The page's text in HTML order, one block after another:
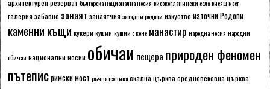
архитектурен резерват българска национална носия високопланински села висящ мост
галерия забавно занаят занаятчия западни родопи изкуство източни Родопи
каменни къщи кукери кушии кушии с коне манастир народна носия народни
обичаи национални носии обичаи пещера природен феномен
пътеписримски мост ръчна техника скална църквасредновековна църква